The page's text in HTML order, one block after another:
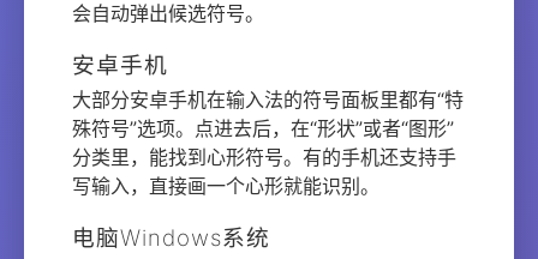
会自动弹出候选符号。
安卓手机
大部分安卓手机在输入法的符号面板里都有“特
殊符号”选项。点进去后，在“形状”或者“图形”
分类里，能找到心形符号。有的手机还支持手
写输入，直接画一个心形就能识别。
电脑Windows系统